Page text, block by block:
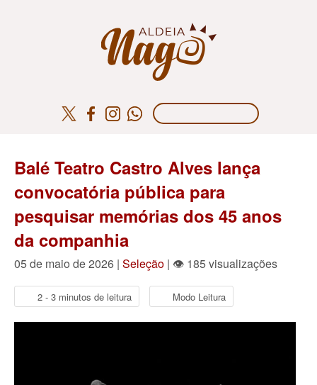
Balé Teatro Castro Alves lança
convocatória pública para
pesquisar memórias dos 45 anos
da companhia
05 de maio de 2026 | Seleção | 👁 185 visualizações
2 - 3 minutos de leitura Modo Leitura